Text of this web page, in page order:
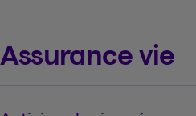
Assurance vie